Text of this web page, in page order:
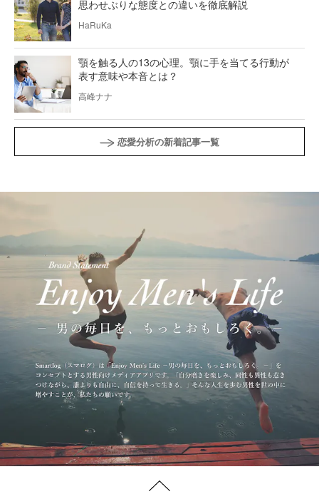
思わせぶりな態度との違いを徹底解説
HaRuKa
顎を触る人の13の心理。顎に手を当てる行動が
表す意味や本音とは？
高峰ナナ
恋愛分析の新着記事一覧